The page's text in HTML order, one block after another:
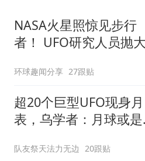
NASA火星照惊见步行
者！ UFO研究人员抛
环球趣闻分享 27跟贴
超20个巨型UFO现身月
表，乌学者：月球或是
队友祭天法力无边 20跟贴